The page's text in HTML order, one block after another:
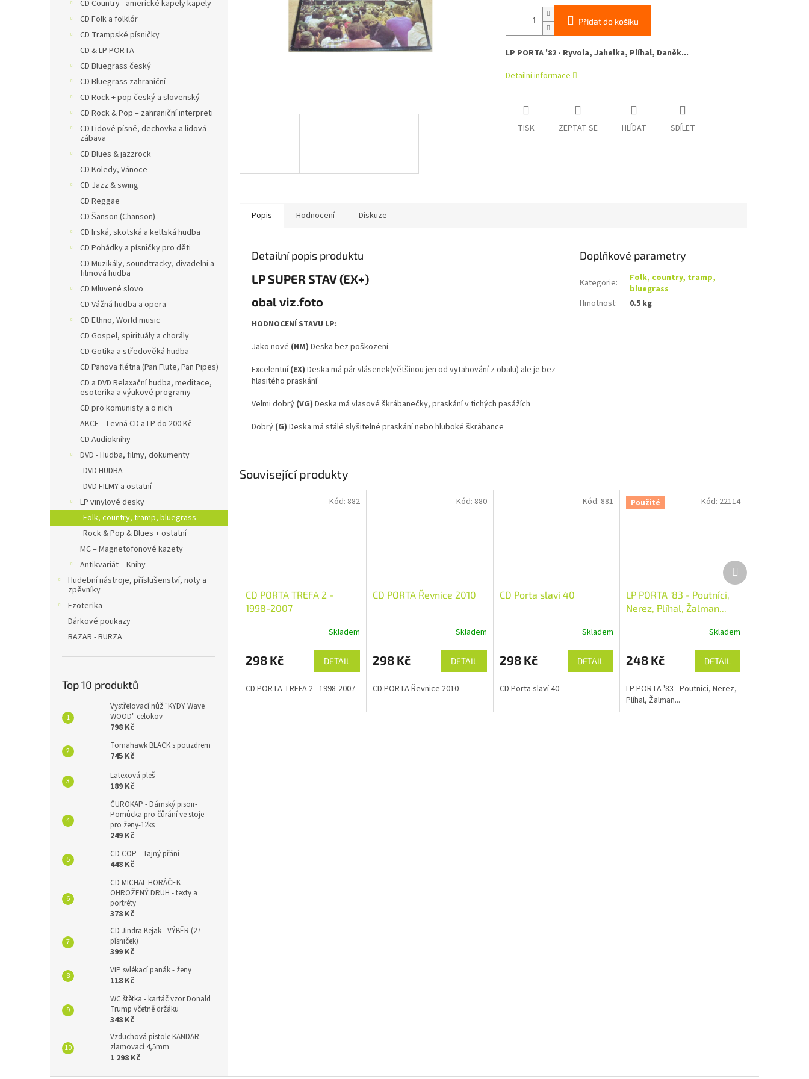
CD Country - americké kapely kapely
CD Folk a folklór
CD Trampské písničky
CD & LP PORTA
CD Bluegrass český
CD Bluegrass zahraniční
CD Rock + pop český a slovenský
CD Rock & Pop – zahraniční interpreti
CD Lidové písně, dechovka a lidová
zábava
CD Blues & jazzrock
CD Koledy, Vánoce
CD Jazz & swing
CD Reggae
CD Šanson (Chanson)
CD Irská, skotská a keltská hudba
CD Pohádky a písničky pro děti
CD Muzikály, soundtracky, divadelní a
filmová hudba
CD Mluvené slovo
CD Vážná hudba a opera
CD Ethno, World music
CD Gospel, spirituály a chorály
CD Gotika a středověká hudba
CD Panova flétna (Pan Flute, Pan Pipes)
CD a DVD Relaxační hudba, meditace,
esoterika a výukové programy
CD pro komunisty a o nich
AKCE – Levná CD a LP do 200 Kč
CD Audioknihy
DVD - Hudba, filmy, dokumenty
DVD HUDBA
DVD FILMY a ostatní
LP vinylové desky
Folk, country, tramp, bluegrass
Rock & Pop & Blues + ostatní
MC – Magnetofonové kazety
Antikvariát – Knihy
Hudební nástroje, příslušenství, noty a
zpěvníky
Ezoterika
Dárkové poukazy
BAZAR - BURZA
Top 10 produktů
Vystřelovací nůž "KYDY Wave
WOOD" celokov
798 Kč
Tomahawk BLACK s pouzdrem
745 Kč
Latexová pleš
189 Kč
ČUROKAP - Dámský pisoir-
Pomůcka pro čůrání ve stoje
pro ženy-12ks
249 Kč
CD COP - Tajný přání
448 Kč
CD MICHAL HORÁČEK -
OHROŽENÝ DRUH - texty a
portréty
378 Kč
CD Jindra Kejak - VÝBĚR (27
písniček)
399 Kč
VIP svlékací panák - ženy
118 Kč
WC štětka - kartáč vzor Donald
Trump včetně držáku
348 Kč
Vzduchová pistole KANDAR
zlamovací 4,5mm
1 298 Kč
Přidat do košíku
LP PORTA '82 - Ryvola, Jahelka, Plíhal, Daněk...
Detailní informace
TISK ZEPTAT SE HLÍDAT SDÍLET
Popis Hodnocení Diskuze
Detailní popis produktu
LP SUPER STAV (EX+)
obal viz.foto
HODNOCENÍ STAVU LP:
Jako nové (NM) Deska bez poškození
Excelentní (EX) Deska má pár vlásenek(většinou jen od vytahování z obalu) ale je bez
hlasitého praskání
Velmi dobrý (VG) Deska má vlasové škrábanečky, praskání v tichých pasážích
Dobrý (G) Deska má stálé slyšitelné praskání nebo hluboké škrábance
Doplňkové parametry
Kategorie:
Folk, country, tramp,
bluegrass
Hmotnost: 0.5 kg
Související produkty
CD PORTA TREFA 2 -
1998-2007
Skladem
298 Kč DETAIL
CD PORTA TREFA 2 - 1998-2007
Kód: 882
CD PORTA Řevnice 2010
Skladem
298 Kč DETAIL
CD PORTA Řevnice 2010
Kód: 880
CD Porta slaví 40
Skladem
298 Kč DETAIL
CD Porta slaví 40
Kód: 881 Použité
LP PORTA '83 - Poutníci,
Nerez, Plíhal, Žalman...
Skladem
248 Kč DETAIL
LP PORTA '83 - Poutníci, Nerez,
Plíhal, Žalman...
Kód: 22114
Další
produkt